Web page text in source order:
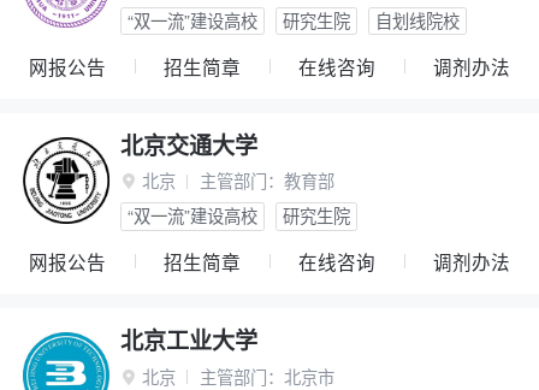
“双一流”建设高校
研究生院 自划线院校
网报公告 招生简章 在线咨询 调剂办法
北京交通大学
 北京 主管部门： 教育部
“双一流”建设高校
研究生院
网报公告 招生简章 在线咨询 调剂办法
北京工业大学
 北京 主管部门： 北京市